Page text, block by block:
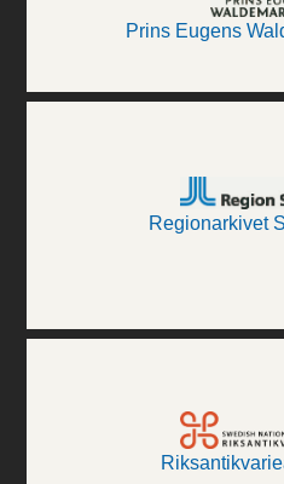
Prins Eugens
Regionarkivet